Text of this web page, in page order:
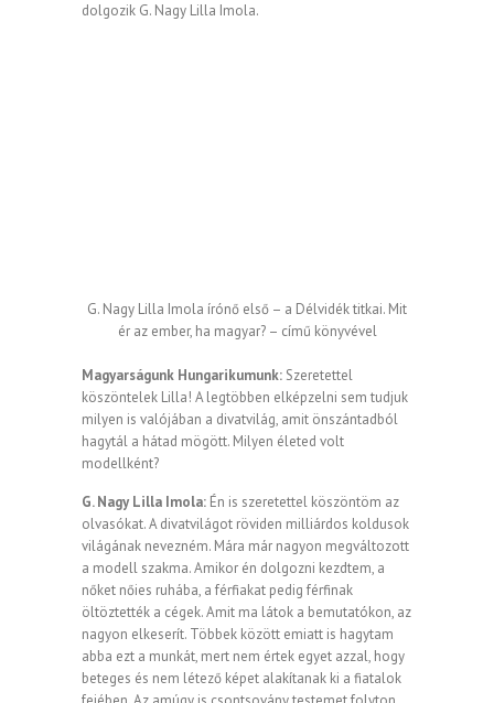
dolgozik G. Nagy Lilla Imola.
G. Nagy Lilla Imola írónő első – a Délvidék titkai. Mit
ér az ember, ha magyar? – című könyvével
Magyarságunk Hungarikumunk: Szeretettel
köszöntelek Lilla! A legtöbben elképzelni sem tudjuk
milyen is valójában a divatvilág, amit önszántadból
hagytál a hátad mögött. Milyen életed volt
modellként?
G. Nagy Lilla Imola: Én is szeretettel köszöntöm az
olvasókat. A divatvilágot röviden milliárdos koldusok
világának nevezném. Mára már nagyon megváltozott
a modell szakma. Amikor én dolgozni kezdtem, a
nőket nőies ruhába, a férfiakat pedig férfinak
öltöztették a cégek. Amit ma látok a bemutatókon, az
nagyon elkeserít. Többek között emiatt is hagytam
abba ezt a munkát, mert nem értek egyet azzal, hogy
beteges és nem létező képet alakítanak ki a fiatalok